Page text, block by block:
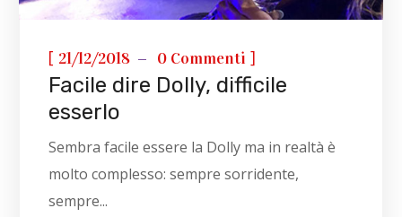
[ 21/12/2018 0 Commenti ]
Facile dire Dolly, difficile
esserlo
Sembra facile essere la Dolly ma in realtà è
molto complesso: sempre sorridente,
sempre...